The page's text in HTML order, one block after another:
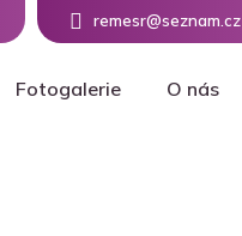
remesr@seznam.cz
Fotogalerie O nás